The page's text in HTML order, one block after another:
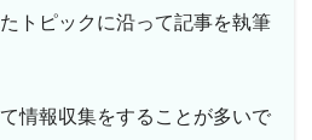
トピックに沿って記事を執筆
情報収集をすることが多いで